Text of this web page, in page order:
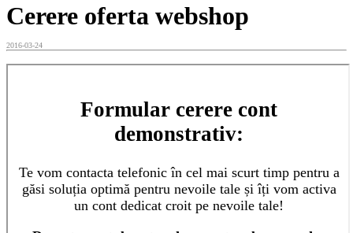
Cerere oferta webshop
2016-03-24